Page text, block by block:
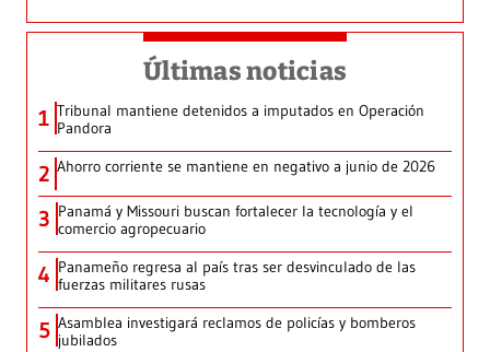
Últimas noticias
1 Tribunal mantiene detenidos a imputados en Operación
Pandora
2 Ahorro corriente se mantiene en negativo a junio de 2026
3 Panamá y Missouri buscan fortalecer la tecnología y el
comercio agropecuario
4 Panameño regresa al país tras ser desvinculado de las
fuerzas militares rusas
5 Asamblea investigará reclamos de policías y bomberos
jubilados